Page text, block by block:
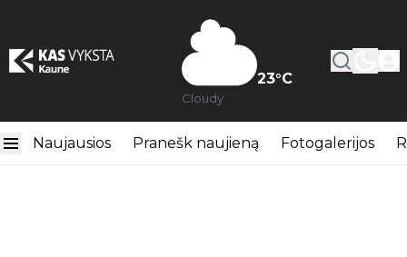
23°C
Cloudy
Naujausios Pranešk naujieną Fotogalerijos